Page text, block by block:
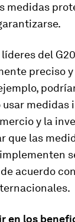
medidas
líderes del
preciso
usar medidas
y la
que las
acuerdo
en los